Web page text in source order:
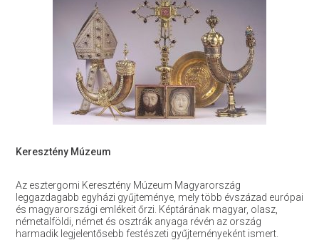
Keresztény Múzeum
Az esztergomi Keresztény Múzeum Magyarország
leggazdagabb egyházi gyűjteménye, mely több évszázad európai
és magyarországi emlékeit őrzi. Képtárának magyar, olasz,
németalföldi, német és osztrák anyaga révén az ország
harmadik legjelentősebb festészeti gyűjteményeként ismert.